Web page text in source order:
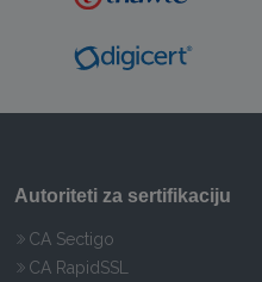
Autoriteti za sertifikaciju
CA Sectigo
CA RapidSSL